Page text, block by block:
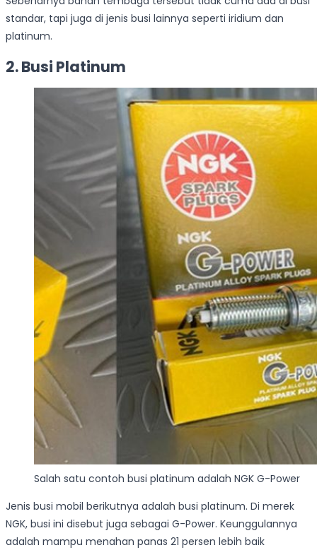
standar, tapi juga di jenis busi lainnya seperti iridium dan
platinum.
2. Busi Platinum
Salah satu contoh busi platinum adalah NGK G-Power
Jenis busi mobil berikutnya adalah busi platinum. Di merek
NGK, busi ini disebut juga sebagai G-Power. Keunggulannya
adalah mampu menahan panas 21 persen lebih baik